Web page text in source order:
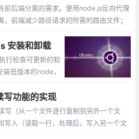
会执行。
前后端分离的需求。使用node.js反向代理
，前端减少路径请求的所需的路由文件；
安装和卸载
行检查可更新的软
低版本的node，
都知道。安装更新
写功能的实现
写（从一个文件逐行复制到另外一个文
写入（读取一行，处理后，写入另一个文